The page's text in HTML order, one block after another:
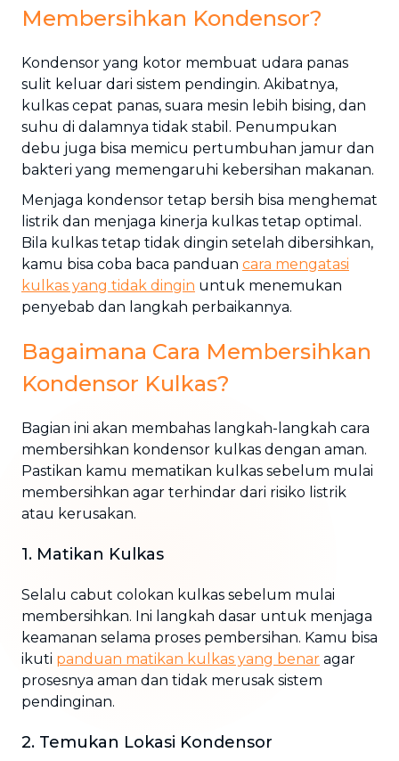
Membersihkan Kondensor?
Kondensor yang kotor membuat udara panas
sulit keluar dari sistem pendingin. Akibatnya,
kulkas cepat panas, suara mesin lebih bising, dan
suhu di dalamnya tidak stabil. Penumpukan
debu juga bisa memicu pertumbuhan jamur dan
bakteri yang memengaruhi kebersihan makanan.
Menjaga kondensor tetap bersih bisa menghemat
listrik dan menjaga kinerja kulkas tetap optimal.
Bila kulkas tetap tidak dingin setelah dibersihkan,
kamu bisa coba baca panduan cara mengatasi
kulkas yang tidak dingin untuk menemukan
penyebab dan langkah perbaikannya.
Bagaimana Cara Membersihkan
Kondensor Kulkas?
Bagian ini akan membahas langkah-langkah cara
membersihkan kondensor kulkas dengan aman.
Pastikan kamu mematikan kulkas sebelum mulai
membersihkan agar terhindar dari risiko listrik
atau kerusakan.
1. Matikan Kulkas
Selalu cabut colokan kulkas sebelum mulai
membersihkan. Ini langkah dasar untuk menjaga
keamanan selama proses pembersihan. Kamu bisa
ikuti panduan matikan kulkas yang benar agar
prosesnya aman dan tidak merusak sistem
pendinginan.
2. Temukan Lokasi Kondensor